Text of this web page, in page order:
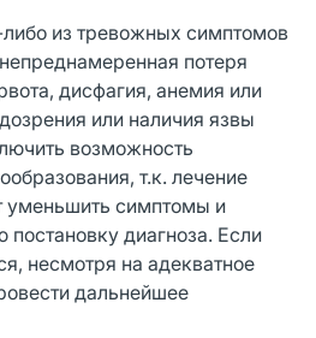
либо из тревожных симптомов
потеря
дисфагия, анемия или
или наличия язвы
возможность
т.к. лечение
уменьшить симптомы и
постановку диагноза. Если
несмотря на адекватное
дальнейшее